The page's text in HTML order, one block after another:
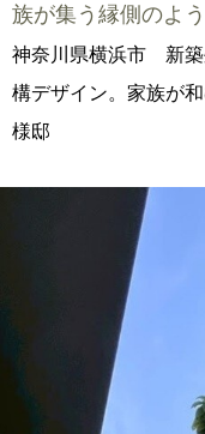
族が集う縁側のよ
神奈川県横浜市 新築
構デザイン。家族が
様邸